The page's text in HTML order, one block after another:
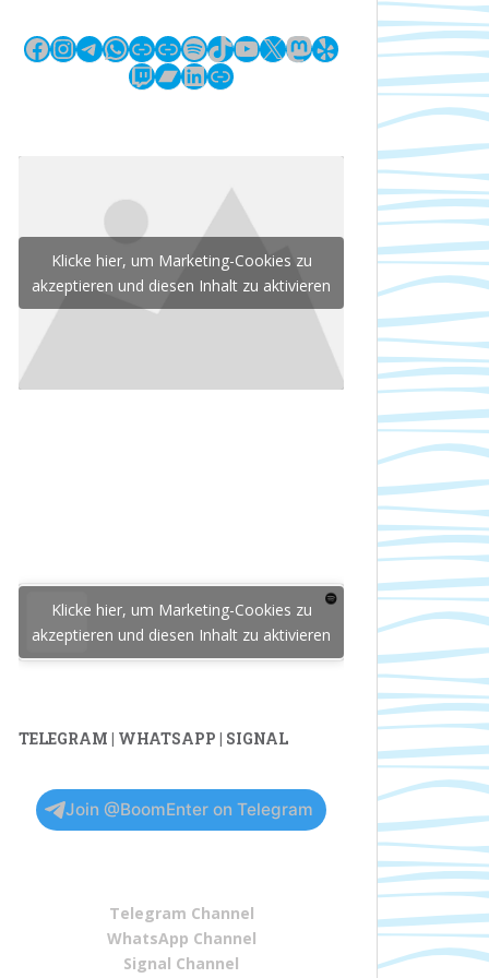
Facebook
Instagram
Telegram
WhatsApp
LinkLinkSpotify
TikTok
YouTube
X Mastodon
Yelp
Twitch
Bandcamp
LinkedIn
Link
Klicke hier, um Marketing-Cookies zu
akzeptieren und diesen Inhalt zu aktivieren
Klicke hier, um Marketing-Cookies zu
akzeptieren und diesen Inhalt zu aktivieren
TELEGRAM | WHATSAPP | SIGNAL
Join @BoomEnter on Telegram
Telegram Channel
WhatsApp Channel
Signal Channel